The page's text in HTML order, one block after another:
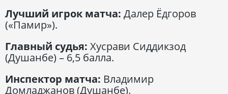
Лучший игрок матча: Далер Ёдгоров
(«Памир»).
Главный судья: Хусрави Сиддикзод
(Душанбе) – 6,5 балла.
Инспектор матча: Владимир
Домладжанов (Душанбе).